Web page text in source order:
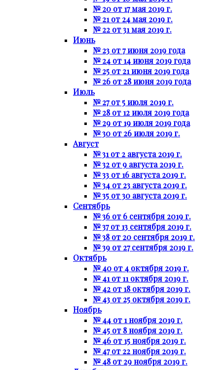
№ 20 от 17 мая 2019 г.
№ 21 от 24 мая 2019 г.
№ 22 от 31 мая 2019 г.
Июнь
№ 23 от 7 июня 2019 года
№ 24 от 14 июня 2019 года
№ 25 от 21 июня 2019 года
№ 26 от 28 июня 2019 года
Июль
№ 27 от 5 июля 2019 г.
№ 28 от 12 июля 2019 года
№ 29 от 19 июля 2019 года
№ 30 от 26 июля 2019 г.
Август
№ 31 от 2 августа 2019 г.
№ 32 от 9 августа 2019 г.
№ 33 от 16 августа 2019 г.
№ 34 от 23 августа 2019 г.
№ 35 от 30 августа 2019 г.
Сентябрь
№ 36 от 6 сентября 2019 г.
№ 37 от 13 сентября 2019 г.
№ 38 от 20 сентября 2019 г.
№ 39 от 27 сентября 2019 г.
Октябрь
№ 40 от 4 октября 2019 г.
№ 41 от 11 октября 2019 г.
№ 42 от 18 октября 2019 г.
№ 43 от 25 октября 2019 г.
Ноябрь
№ 44 от 1 ноября 2019 г.
№ 45 от 8 ноября 2019 г.
№ 46 от 15 ноября 2019 г.
№ 47 от 22 ноября 2019 г.
№ 48 от 29 ноября 2019 г.